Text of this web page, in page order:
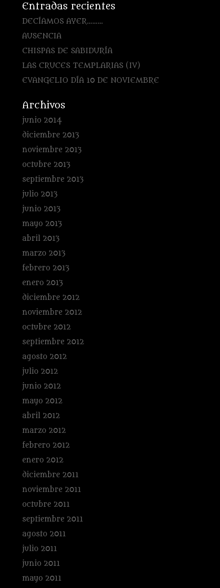
Entradas recientes
DECÍAMOS AYER………
AUSENCIA
CHISPAS DE SABIDURÍA
LAS CRUCES TEMPLARIAS (IV)
EVANGELIO DÍA 10 DE NOVIEMBRE
Archivos
junio 2014
diciembre 2013
noviembre 2013
octubre 2013
septiembre 2013
julio 2013
junio 2013
mayo 2013
abril 2013
marzo 2013
febrero 2013
enero 2013
diciembre 2012
noviembre 2012
octubre 2012
septiembre 2012
agosto 2012
julio 2012
junio 2012
mayo 2012
abril 2012
marzo 2012
febrero 2012
enero 2012
diciembre 2011
noviembre 2011
octubre 2011
septiembre 2011
agosto 2011
julio 2011
junio 2011
mayo 2011